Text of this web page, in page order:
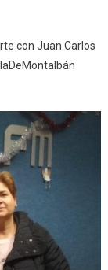
con Juan Carlos